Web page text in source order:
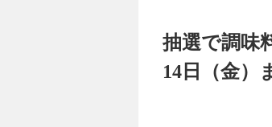
抽選で調味
14日（金）